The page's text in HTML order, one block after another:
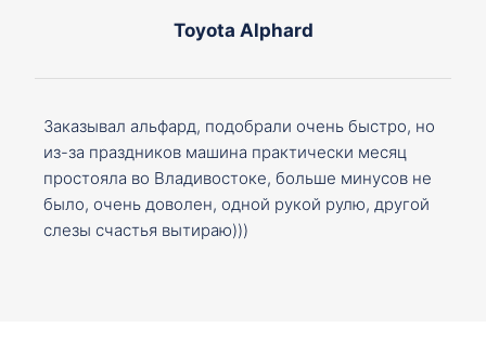
Toyota Alphard
Заказывал альфард, подобрали очень быстро, но
из-за праздников машина практически месяц
простояла во Владивостоке, больше минусов не
было, очень доволен, одной рукой рулю, другой
слезы счастья вытираю)))